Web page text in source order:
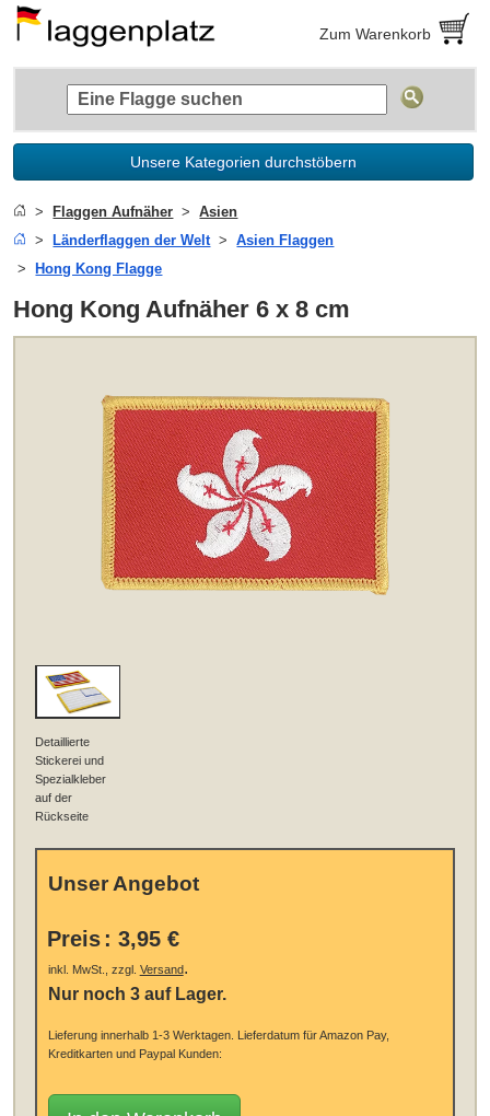
Zum Warenkorb
Unsere Kategorien durchstöbern
Flaggen Aufnäher
Asien
Länderflaggen der Welt
Asien Flaggen
Hong Kong Flagge
Hong Kong Aufnäher 6 x 8 cm
Detaillierte
Stickerei und
Spezialkleber
auf der
Rückseite
Unser Angebot
Preis : 3,95 €
inkl. MwSt., zzgl. Versand.
Nur noch 3 auf Lager.
Lieferung innerhalb 1-3 Werktagen. Lieferdatum für Amazon Pay,
Kreditkarten und Paypal Kunden: